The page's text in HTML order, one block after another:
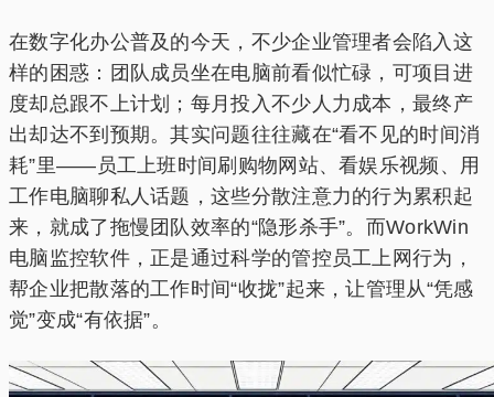
在数字化办公普及的今天，不少企业管理者会陷入这
样的困惑：团队成员坐在电脑前看似忙碌，可项目进
度却总跟不上计划；每月投入不少人力成本，最终产
出却达不到预期。其实问题往往藏在“看不见的时间消
耗”里——员工上班时间刷购物网站、看娱乐视频、用
工作电脑聊私人话题，这些分散注意力的行为累积起
来，就成了拖慢团队效率的“隐形杀手”。而WorkWin
电脑监控软件，正是通过科学的管控员工上网行为，
帮企业把散落的工作时间“收拢”起来，让管理从“凭感
觉”变成“有依据”。